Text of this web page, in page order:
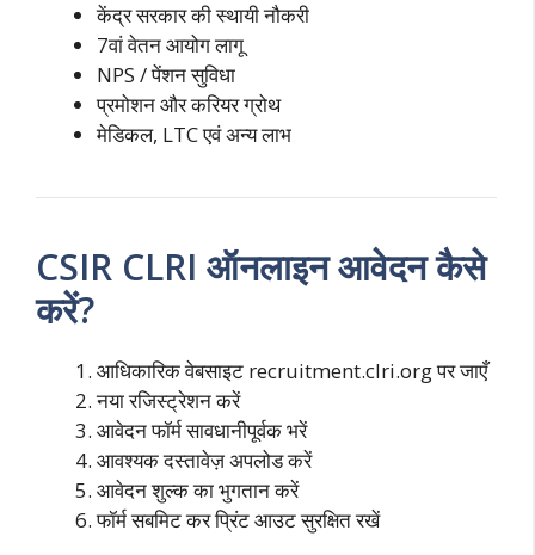
केंद्र सरकार की स्थायी नौकरी
7वां वेतन आयोग लागू
NPS / पेंशन सुविधा
प्रमोशन और करियर ग्रोथ
मेडिकल, LTC एवं अन्य लाभ
CSIR CLRI ऑनलाइन आवेदन कैसे
करें?
आधिकारिक वेबसाइट recruitment.clri.org पर जाएँ
नया रजिस्ट्रेशन करें
आवेदन फॉर्म सावधानीपूर्वक भरें
आवश्यक दस्तावेज़ अपलोड करें
आवेदन शुल्क का भुगतान करें
फॉर्म सबमिट कर प्रिंट आउट सुरक्षित रखें